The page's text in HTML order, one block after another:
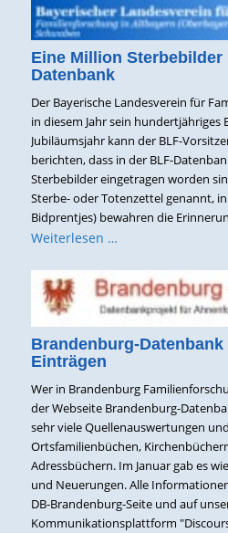
Eine Million Sterbebilder
Datenbank
Der Bayerische Landesverein für
in diesem Jahr sein hundertjähriges
Jubiläumsjahr kann der BLF-
berichten, dass in der BLF-
Sterbebilder eingetragen worden
Sterbe- oder Totenzettel genannt,
Bidprentjes) bewahren die
Weiterlesen …
Brandenburg-Datenbank
Einträgen
Wer in Brandenburg
der Webseite Brandenburg-
sehr viele Quellenauswertungen
Ortsfamilienbüchen,
Adressbüchern. Im Januar gab es
und Neuerungen. Alle
DB-Brandenburg-Seite und auf
Kommunikationsplattform